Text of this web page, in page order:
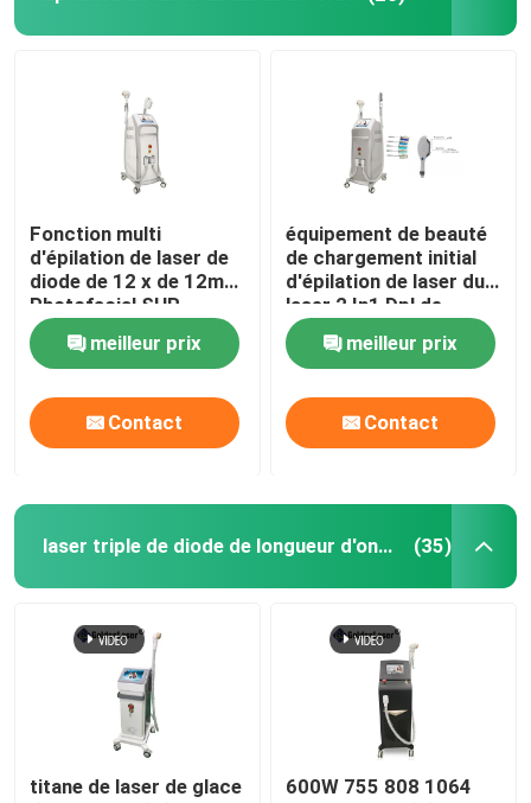
Fonction multi
d'épilation de laser de
diode de 12 x de 12mm
Photofacial SHR
choisir machine
permanentemeilleur prix
Contact
équipement de beauté
de chargement initial
d'épilation de laser du
laser 2 In1 Dpl de
chargement initial Shr
Elight de 1600w 20HZ
meilleur prix
Contact
laser triple de diode de longueur d'onde (35)
titane de laser de glace
600W 755 808 1064